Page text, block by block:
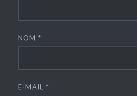
NOM*
E-MAIL *